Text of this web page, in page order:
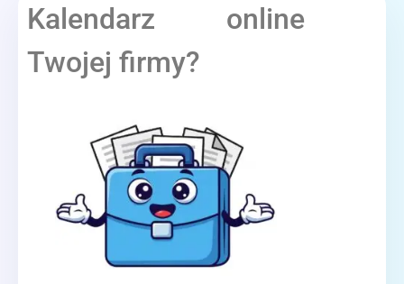
Kalendarz online
Twojej firmy?